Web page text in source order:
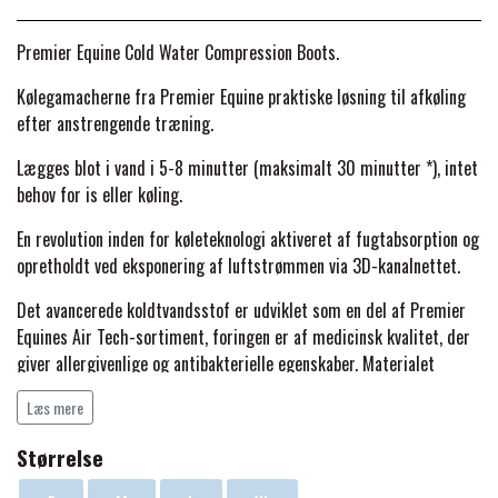
TERAPI PRODUKTER
HUER & HALSTØRKLÆDER
GAVEARTIKLER VOKSNE
BØRN & JUNIOR
INSEKTBESKYTTELSE
HESTEBOLCHER & TREATS
TILSKUD & VITAMINER
STALD & FOLD
SKO & SMEDEVÆRKTØJ
TRAVDÆKKEN & TILBEHØR
SKO & VÆRKTØJ
VOGNE & TILBEHØR
TRAV KUSK
PONYTRAV
GALOP
PREMIER EQUINE LINERS & DÆKKEN
TILBEHØR
PREMIER EQUINE WALKER & RIDEDÆKKEN
PREMIER EQUINE INSEKTBESKYTTELSE
PREMIER EQUINE MAGNET & INFRARØD
TERAPI
PREMIER EQUINE GRIMER & TRÆKTOV
PREMIER EQUINE TRENSE & TILBEHØR
CARR & DAY & MARTIN
CUSTOM
DELTACAST
EMIN
FENWICK LIQUID TITANIUM®
Premier Equine Cold Water Compression Boots.
Kølegamacherne fra Premier Equine praktiske løsning til afkøling
efter anstrengende træning.
Lægges blot i vand i 5-8 minutter (maksimalt 30 minutter *), intet
behov for is eller køling.
En revolution inden for køleteknologi aktiveret af fugtabsorption og
opretholdt ved eksponering af luftstrømmen via 3D-kanalnettet.
Det avancerede koldtvandsstof er udviklet som en del af Premier
Equines Air Tech-sortiment, foringen er af medicinsk kvalitet, der
giver allergivenlige og antibakterielle egenskaber. Materialet
bruger en unik kemi for at opnå hurtig vandabsorption.
temperaturer, der er 6-12 ° køligere end omgivelsestemperaturen.
Læs mere
Størrelse